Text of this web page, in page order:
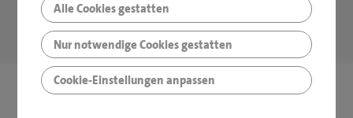
LBS Immobilien GmbH NordWesthat4,87von5Sternen
Alle Cookies gestatten
Nur notwendige Cookies gestatten
Cookie-Einstellungen anpassen